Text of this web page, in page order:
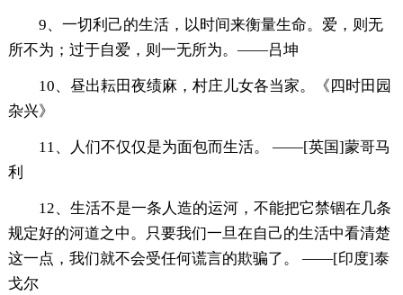
9、一切利己的生活，以时间来衡量生命。爱，则无
所不为；过于自爱，则一无所为。——吕坤
10、昼出耘田夜绩麻，村庄儿女各当家。《四时田园
杂兴》
11、人们不仅仅是为面包而生活。 ——[英国]蒙哥马
利
12、生活不是一条人造的运河，不能把它禁锢在几条
规定好的河道之中。只要我们一旦在自己的生活中看清楚
这一点，我们就不会受任何谎言的欺骗了。 ——[印度]泰
戈尔